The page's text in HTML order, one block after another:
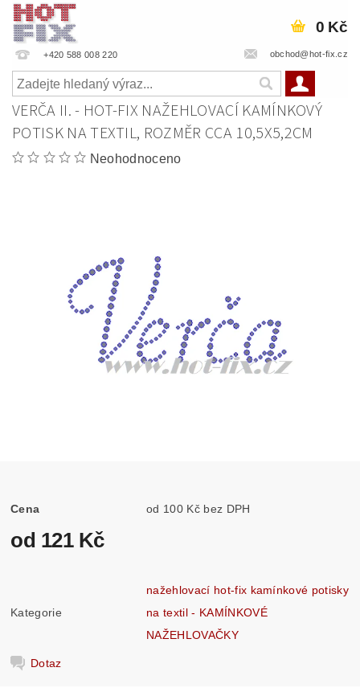
+420 588 008 220 obchod@hot-fix.cz
0 Kč
VERČA II. - HOT-FIX NAŽEHLOVACÍ KAMÍNKOVÝ
POTISK NA TEXTIL, ROZMĚR CCA 10,5X5,2CM
Neohodnoceno
Cena od 100 Kč bez DPH
od 121 Kč
Kategorie
nažehlovací hot-fix kamínkové potisky
na textil - KAMÍNKOVÉ
NAŽEHLOVAČKY
Dotaz